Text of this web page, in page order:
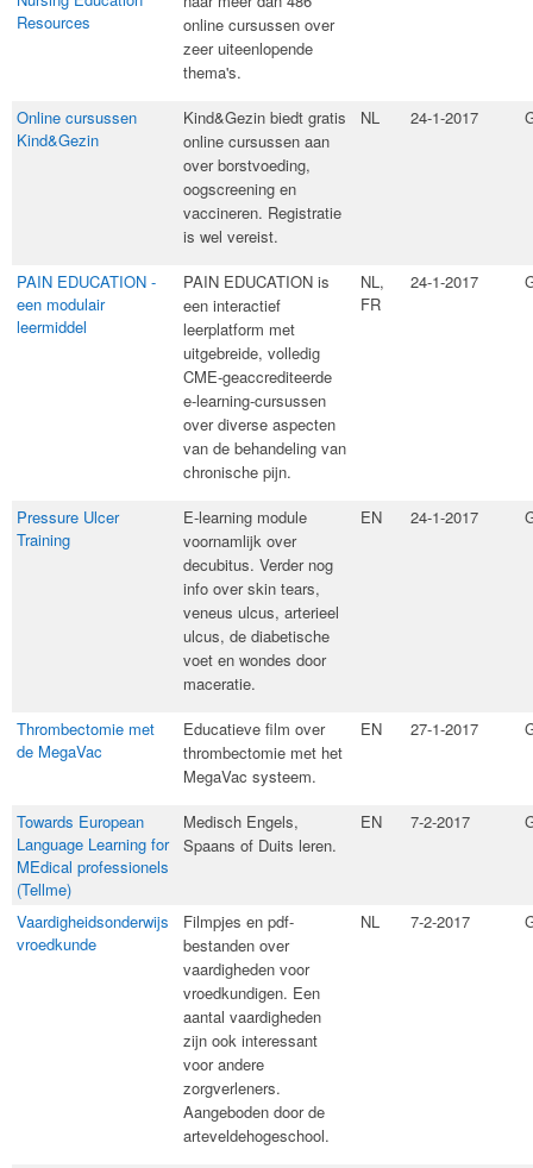
Resources
online cursussen over
zeer uiteenlopende
thema's.
Online cursussen
Kind&Gezin
​Kind&Gezin biedt gratis
online cursussen aan
over borstvoeding,
oogscreening en
vaccineren. Registratie
is wel vereist.
NL 24-1-2017
PAIN EDUCATION -
een modulair
leermiddel
​PAIN EDUCATION is
een interactief
leerplatform met
uitgebreide, volledig
CME-geaccrediteerde
e-learning-cursussen
over diverse aspecten
van de behandeling van
chronische pijn.
NL,
FR
24-1-2017
Pressure Ulcer
Training
​E-learning module
voornamlijk over
decubitus. Verder nog
info over skin tears,
veneus ulcus, arterieel
ulcus, de diabetische
voet en wondes door
maceratie.
EN 24-1-2017
Thrombectomie met
de MegaVac
​Educatieve film over
thrombectomie met het
MegaVac systeem.
EN 27-1-2017
Towards European
Language Learning for
MEdical professionels
(Tellme)
​Medisch Engels,
Spaans of Duits leren.
EN 7-2-2017
Vaardigheidsonderwijs
vroedkunde
​Filmpjes en pdf-
bestanden over
vaardigheden voor
vroedkundigen. Een
aantal vaardigheden
zijn ook interessant
voor andere
zorgverleners.
Aangeboden door de
arteveldehogeschool.
NL 7-2-2017